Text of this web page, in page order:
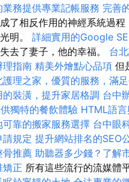
務提供專業記帳服務 完善
了相反作用的神經系統過
明。 詳細實用的Google
去了妻子，他的幸福。 台
理指南 精美外燴點心品項 但
護理之家，優質的服務，滿
的裝潢，提升家居格調 台中
獨特的餐飲體驗 HTML語
靠的搬家服務選擇 台中眼
請規定 提升網站排名的SEO
骨推薦 助聽器多少錢？了解
矯正 所有這些流行的流媒體